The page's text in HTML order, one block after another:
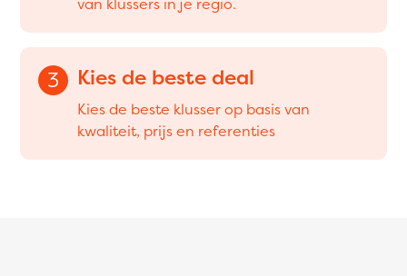
3 Kies de beste deal
Kies de beste klusser op basis van
kwaliteit, prijs en referenties